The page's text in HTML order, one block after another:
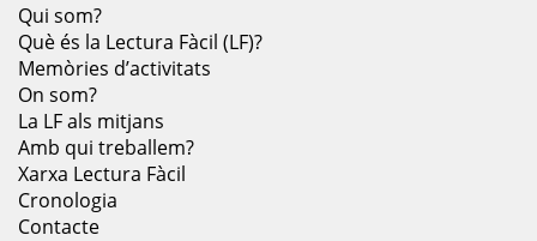
Qui som?
Què és la Lectura Fàcil (LF)?
Memòries d’activitats
On som?
La LF als mitjans
Amb qui treballem?
Xarxa Lectura Fàcil
Cronologia
Contacte